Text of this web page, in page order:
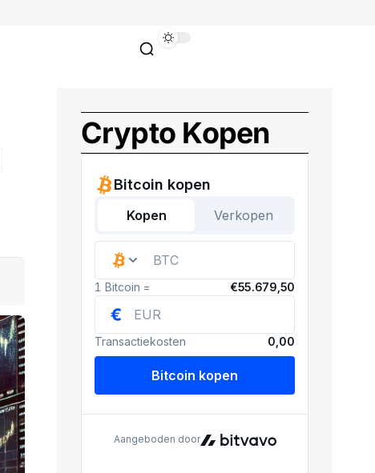
Crypto Kopen